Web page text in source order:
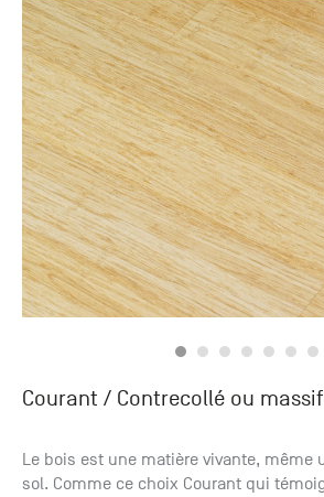
Courant / Contrecollé ou massif
Le bois est une matière vivante, même
sol. Comme ce choix Courant qui